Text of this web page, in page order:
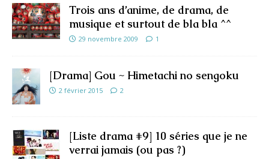
Trois ans d’anime, de drama, de
musique et surtout de bla bla ^^
29 novembre 2009 1
[Drama] Gou ~ Himetachi no sengoku
2 février 2015 2
[Liste drama #9] 10 séries que je ne
verrai jamais (ou pas ?)